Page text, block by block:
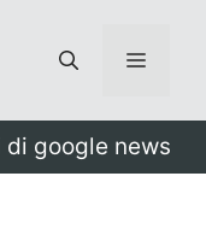
Menu
google news